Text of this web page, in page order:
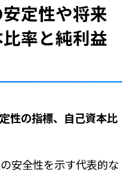
定性や将来
率と純利益
性の指標、自己資本比
安全性を示す代表的な